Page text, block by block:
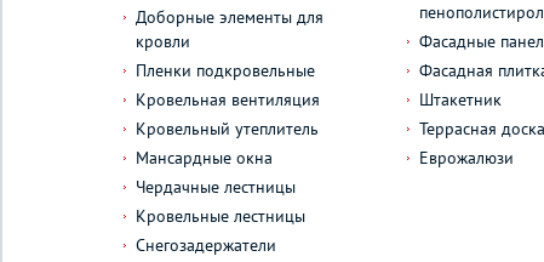
Доборные элементы для
кровли
Пленки подкровельные
Кровельная вентиляция
Кровельный утеплитель
Мансардные окна
Чердачные лестницы
Кровельные лестницы
Снегозадержатели
пенополистирол
Фасадные
Фасадная
Штакетник
Террасная доска
Еврожалюзи